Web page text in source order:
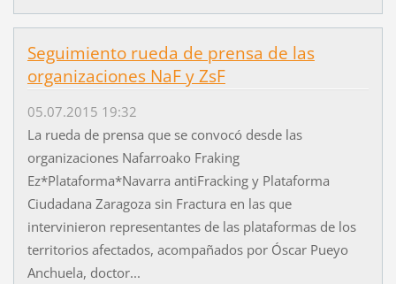
Seguimiento rueda de prensa de las
organizaciones NaF y ZsF
05.07.2015 19:32
La rueda de prensa que se convocó desde las
organizaciones Nafarroako Fraking
Ez*Plataforma*Navarra antiFracking y Plataforma
Ciudadana Zaragoza sin Fractura en las que
intervinieron representantes de las plataformas de los
territorios afectados, acompañados por Óscar Pueyo
Anchuela, doctor...